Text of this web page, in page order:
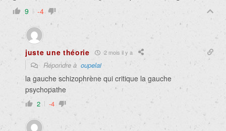
9 -4
juste une théorie 2 mois il y a
Répondre à oupelai
la gauche schizophrène qui critique la gauche
psychopathe
2 -4